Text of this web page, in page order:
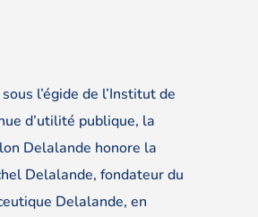
l’égide de l’Institut de
d’utilité publique, la
Delalande honore la
Delalande, fondateur du
Delalande, en